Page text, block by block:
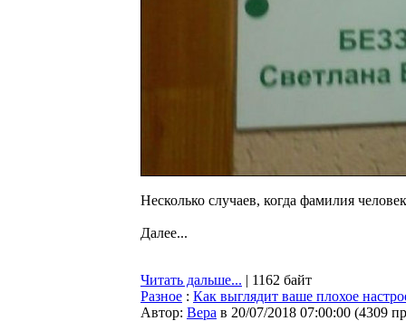
Несколько случаев, когда фамилия
Далее...
Читать дальше... | 1162 байт
Разное : Как выглядит ваше плохое
Автор: Bepa в 20/07/2018 07:00:00 (4309